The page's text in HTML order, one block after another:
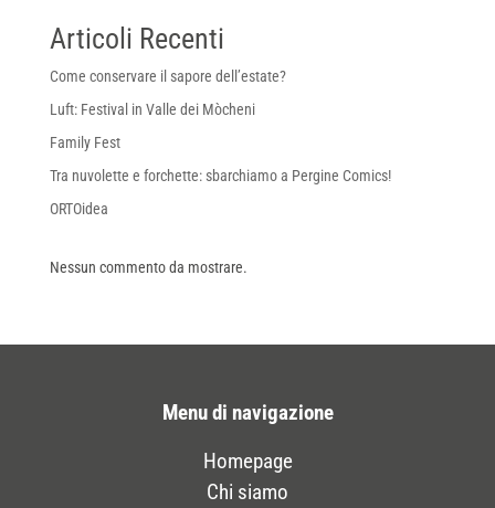
Articoli Recenti
Come conservare il sapore dell’estate?
Luft: Festival in Valle dei Mòcheni
Family Fest
Tra nuvolette e forchette: sbarchiamo a Pergine Comics!
ORTOidea
Nessun commento da mostrare.
Menu di navigazione
Homepage
Chi siamo